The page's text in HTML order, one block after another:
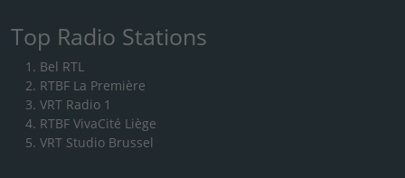
Top Radio Stations
Bel RTL
RTBF La Première
VRT Radio 1
RTBF VivaCité Liège
VRT Studio Brussel